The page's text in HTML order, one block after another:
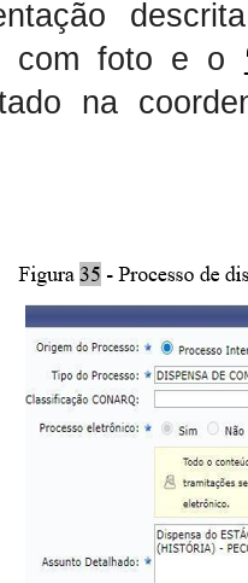
com foto e o
na